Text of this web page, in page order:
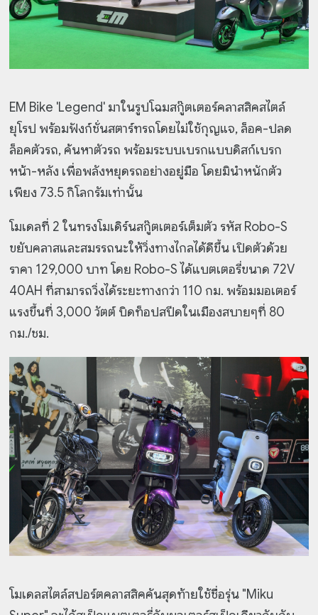
EM Bike 'Legend' มาในรูปโฉมสกู๊ตเตอร์คลาสสิคสไตล์
ยุโรป พร้อมฟังก์ชั่นสตาร์ทรถโดยไม่ใช้กุญแจ, ล็อค-ปลด
ล็อคตัวรถ, ค้นหาตัวรถ พร้อมระบบเบรกแบบดิสก์เบรก
หน้า-หลัง เพื่อพลังหยุดรถอย่างอยู่มือ โดยมินำหนักตัว
เพียง 73.5 กิโลกรัมเท่านั้น
โมเดลที่ 2 ในทรงโมเดิร์นสกู๊ตเตอร์เต็มตัว รหัส Robo-S
ขยับคลาสและสมรรถนะให้วิ่งทางไกลได้ดีขึ้น เปิดตัวด้วย
ราคา 129,000 บาท โดย Robo-S ได้แบตเตอรี่ขนาด 72V
40AH ที่สามารถวิ่งได้ระยะทางกว่า 110 กม. พร้อมมอเตอร์
แรงขึ้นที่ 3,000 วัตต์ บิดท็อปสปีดในเมืองสบายๆที่ 80
กม./ชม.
โมเดลสไตล์สปอร์ตคลาสสิคคันสุดท้ายใช้ชื่อรุ่น "Miku